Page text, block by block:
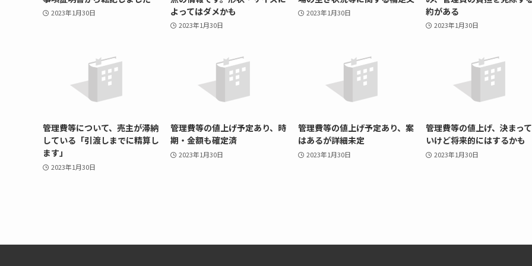
2023年1月30日
よってはダメかも
2023年1月30日
2023年1月30日
約がある
2023年1月30日
管理費等について、売主が滞納
している「引渡しまでに精算し
ます」
2023年1月30日
管理費等の値上げ予定あり、時
期・金額も確定済
2023年1月30日
管理費等の値上げ予定あり、案
はあるが詳細未定
2023年1月30日
管理費等の値上げ、決まっ
いけど将来的にはするかも
2023年1月30日